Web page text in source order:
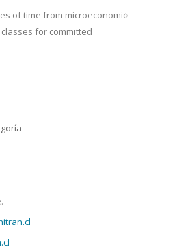
of time from microeconomic
for committed